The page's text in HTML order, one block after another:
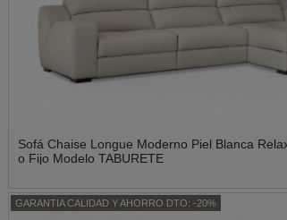
Sofá Chaise Longue Moderno Piel Blanca
o Fijo Modelo TABURETE
GARANTIA CALIDAD Y AHORRO DTO: -20%